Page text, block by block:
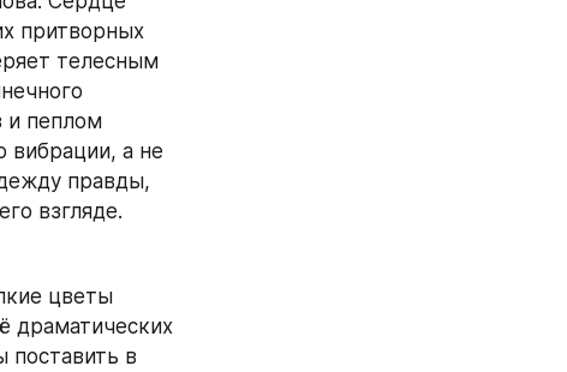
притворных
телесным
и пеплом
вибрации, а не
правды,
взгляде.
цветы
драматических
поставить в